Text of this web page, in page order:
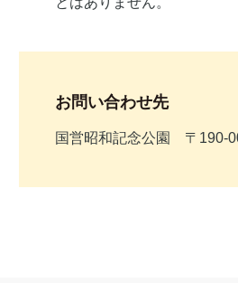
お問い合わせ先
国営昭和記念公園 〒190-